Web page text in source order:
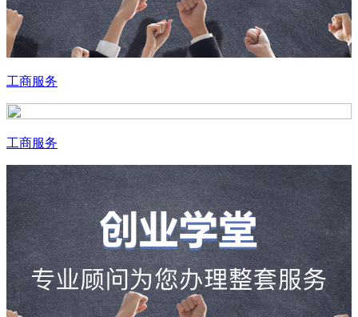
工商服务
工商服务